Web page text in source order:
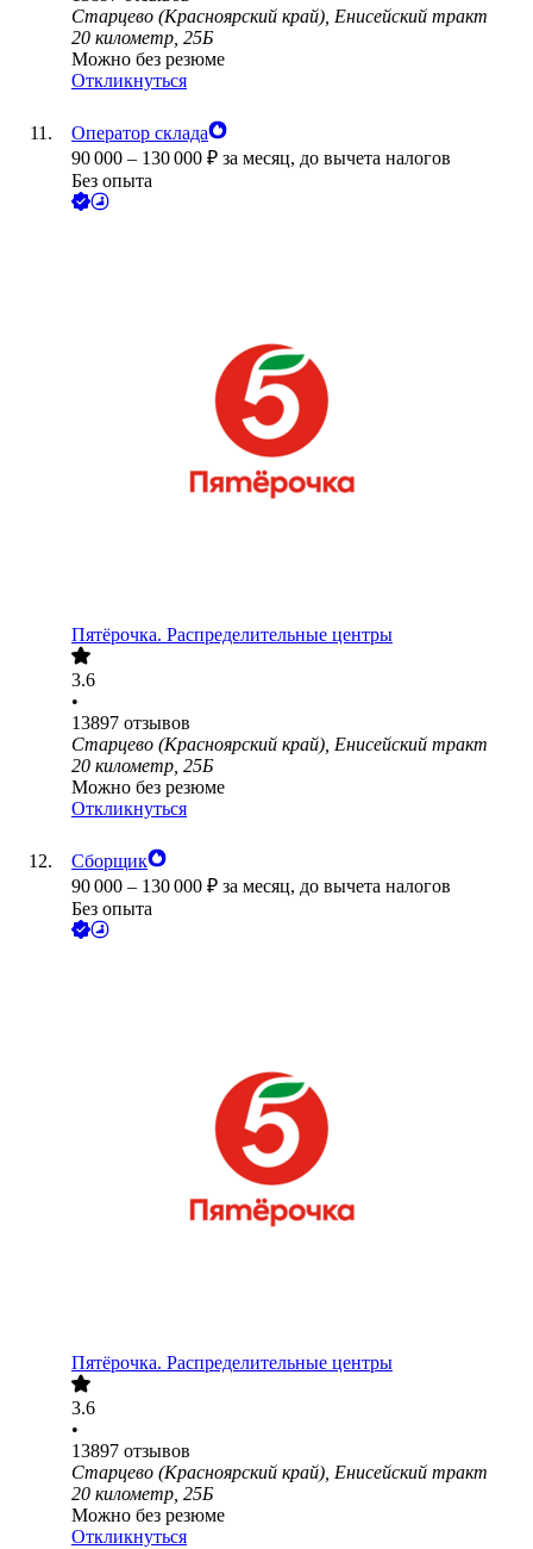
Старцево (Красноярский край), Енисейский тракт
20 километр, 25Б
Можно без резюме
Откликнуться
Оператор склада
90 000 – 130 000 ₽ за месяц, до вычета налогов
Без опыта
Пятёрочка. Распределительные центры
3.6
•
13897 отзывов
Старцево (Красноярский край), Енисейский тракт
20 километр, 25Б
Можно без резюме
Откликнуться
Сборщик
90 000 – 130 000 ₽ за месяц, до вычета налогов
Без опыта
Пятёрочка. Распределительные центры
3.6
•
13897 отзывов
Старцево (Красноярский край), Енисейский тракт
20 километр, 25Б
Можно без резюме
Откликнуться